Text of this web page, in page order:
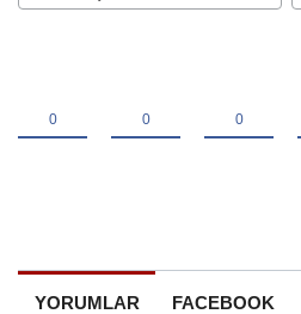
YORUMLAR FACEBOOK